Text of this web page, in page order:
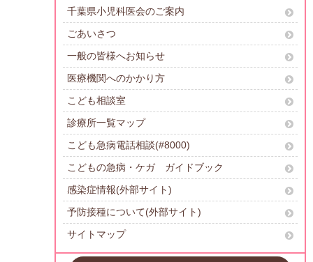
千葉県小児科医会のご案内
ごあいさつ
一般の皆様へお知らせ
医療機関へのかかり方
こども相談室
診療所一覧マップ
こども急病電話相談(#8000)
こどもの急病・ケガ ガイドブック
感染症情報(外部サイト)
予防接種について(外部サイト)
サイトマップ